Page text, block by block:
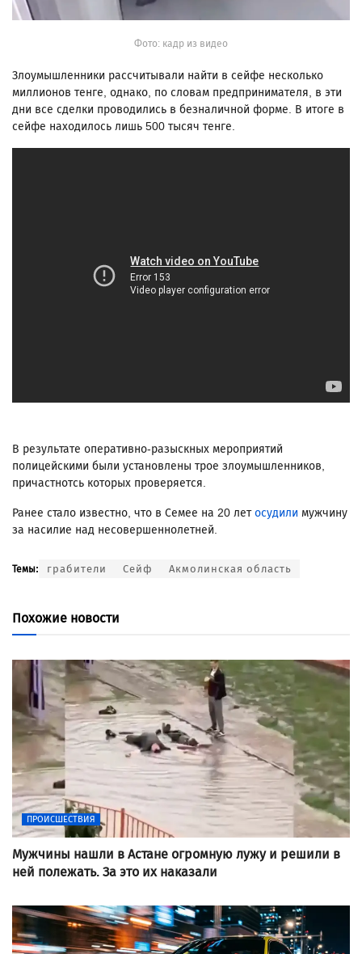
Фото: кадр из видео
Злоумышленники рассчитывали найти в сейфе несколько
миллионов тенге, однако, по словам предпринимателя, в эти
дни все сделки проводились в безналичной форме. В итоге в
сейфе находилось лишь 500 тысяч тенге.
В результате оперативно-разыскных мероприятий
полицейскими были установлены трое злоумышленников,
причастнотсь которых проверяется.
Ранее стало известно, что в Семее на 20 летосудили мужчину
за насилие над несовершеннолетней.
Темы: грабители Сейф Акмолинская область
Похожие новости
ПРОИСШЕСТВИЯ
Мужчины нашли в Астане огромную лужу и решили в
ней полежать. За это их наказали